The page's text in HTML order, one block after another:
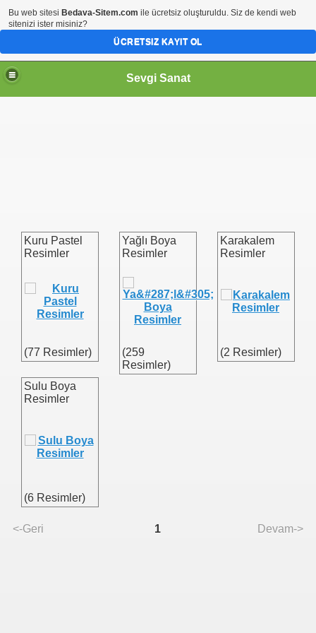
Sevgi Sanat
Kuru Pastel
Resimler
(77 Resimler)
Yağlı Boya
Resimler
(259
Resimler)
Karakalem
Resimler
(2 Resimler)
Sulu Boya
Resimler
(6 Resimler)
<-Geri 1 Devam->
Bu web sitesi Bedava-Sitem.com ile ücretsiz oluşturuldu. Siz de kendi web
sitenizi ister misiniz?
ÜCRETSIZ KAYIT OL